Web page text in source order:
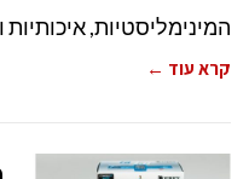
המינימליסטיות, איכותיות
קרא עוד ←